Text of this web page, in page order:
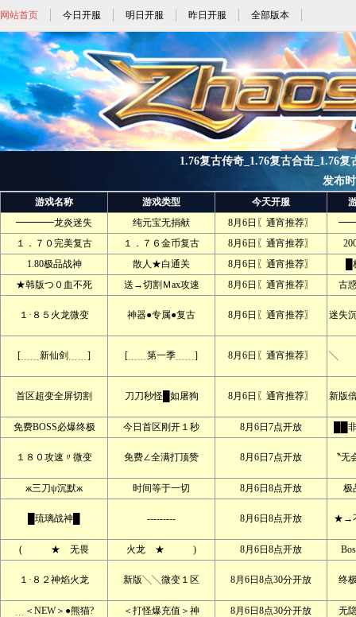
网站首页 今日开服 明日开服 昨日开服 全部版本
1.76复古传奇_1.76复古合击_1.76
发布
游戏名称 游戏类型 今天开服
━━━━龙炎迷失
纯元宝无捐献 8月6日〖通宵推荐〗
━━
１．７０完美复古
１．７６金币复古 8月6日〖通宵推荐〗
1.80极品战神
散人★白通关 8月6日〖通宵推荐〗
★韩版つ０血不死
送→切割Ｍax攻速 8月6日〖通宵推荐〗 古
１·８５火龙微变 神器●专属●复古 8月6日〖通宵推荐〗 迷失
[﹍﹍新仙剑﹍﹍] [﹍﹍第一季﹍﹍] 8月6日〖通宵推荐〗 ╲
首区超变全屏切割 刀刀秒怪█如屠狗 8月6日〖通宵推荐〗 新版
免费BOSS必爆终极 今日首区刚开１秒 8月6日7点开放 ██
１８０攻速〃微变 免费∠全满打顶赞 8月6日7点开放 〝
ж三刀ψ沉默ж 时间等于一切 8月6日8点开放 极
█琉璃战神█ --------- 8月6日8点开放 ★→
( ★ 无畏 火龙 ★ ) 8月6日8点开放
１·８２神焰火龙 新版╲╲微变１区 8月6日8点30分开放 终
﹍＜NEW＞●熊猫? ＜打怪爆充值＞神 8月6日8点30分开放
无